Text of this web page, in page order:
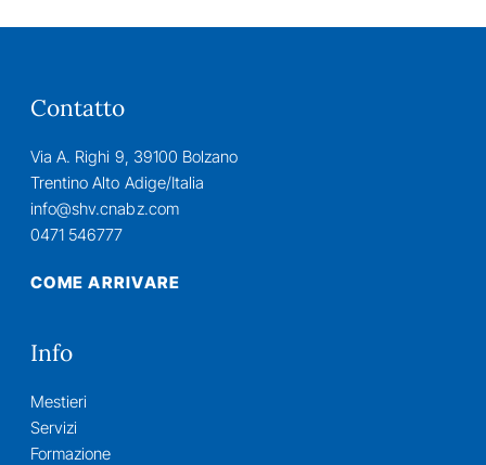
Contatto
Via A. Righi 9, 39100 Bolzano
Trentino Alto Adige/Italia
info@shv.cnabz.com
0471 546777
COME ARRIVARE
Info
Mestieri
Servizi
Formazione